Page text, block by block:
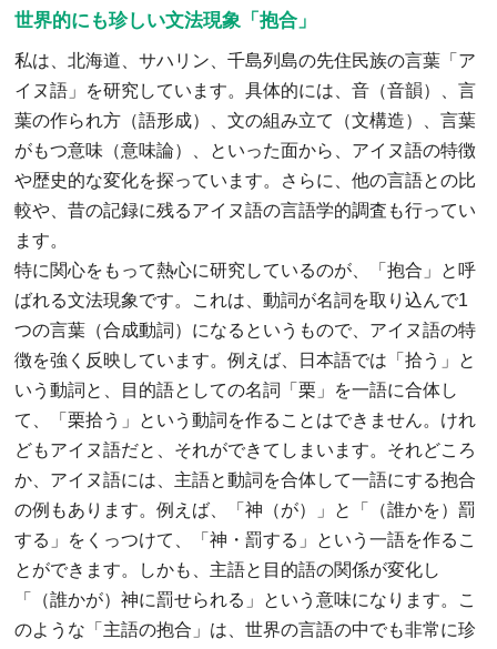
世界的にも珍しい文法現象「抱合」
私は、北海道、サハリン、千島列島の先住民族の言葉「ア
イヌ語」を研究しています。具体的には、音（音韻）、言
葉の作られ方（語形成）、文の組み立て（文構造）、言葉
がもつ意味（意味論）、といった面から、アイヌ語の特徴
や歴史的な変化を探っています。さらに、他の言語との比
較や、昔の記録に残るアイヌ語の言語学的調査も行ってい
ます。
特に関心をもって熱心に研究しているのが、「抱合」と呼
ばれる文法現象です。これは、動詞が名詞を取り込んで1
つの言葉（合成動詞）になるというもので、アイヌ語の特
徴を強く反映しています。例えば、日本語では「拾う」と
いう動詞と、目的語としての名詞「栗」を一語に合体し
て、「栗拾う」という動詞を作ることはできません。けれ
どもアイヌ語だと、それができてしまいます。それどころ
か、アイヌ語には、主語と動詞を合体して一語にする抱合
の例もあります。例えば、「神（が）」と「（誰かを）罰
する」をくっつけて、「神・罰する」という一語を作るこ
とができます。しかも、主語と目的語の関係が変化し
「（誰かが）神に罰せられる」という意味になります。こ
のような「主語の抱合」は、世界の言語の中でも非常に珍